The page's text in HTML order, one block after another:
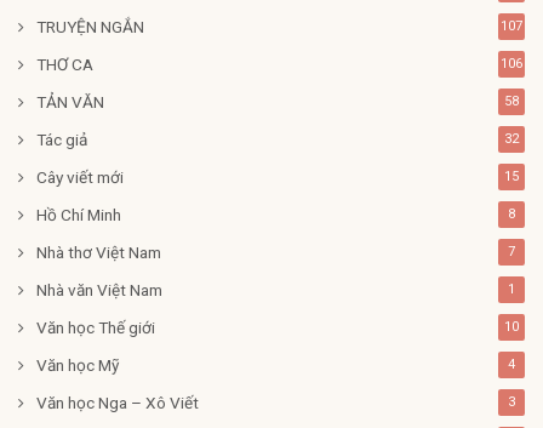
TRUYỆN NGẮN 107
THƠ CA 106
TẢN VĂN 58
Tác giả 32
Cây viết mới 15
Hồ Chí Minh 8
Nhà thơ Việt Nam 7
Nhà văn Việt Nam 1
Văn học Thế giới 10
Văn học Mỹ 4
Văn học Nga – Xô Viết 3